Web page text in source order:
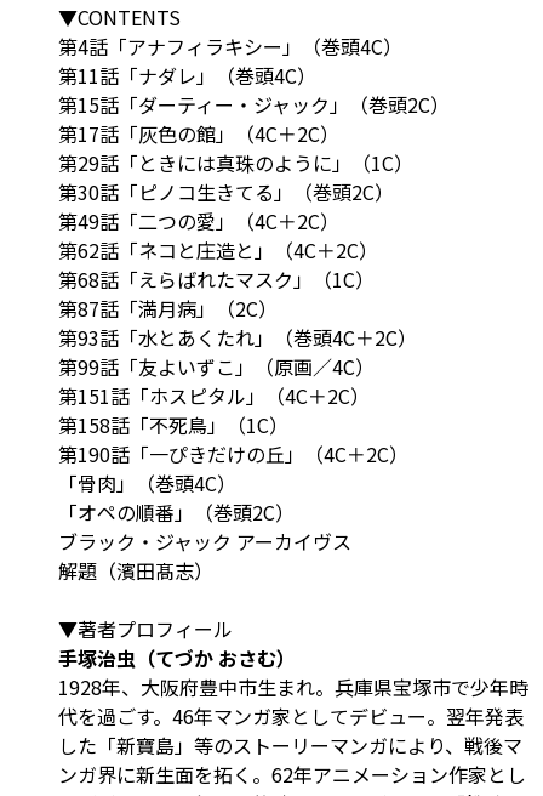
▼CONTENTS
第4話「アナフィラキシー」（巻頭4C）
第11話「ナダレ」（巻頭4C）
第15話「ダーティー・ジャック」（巻頭2C）
第17話「灰色の館」（4C＋2C）
第29話「ときには真珠のように」（1C）
第30話「ピノコ生きてる」（巻頭2C）
第49話「二つの愛」（4C＋2C）
第62話「ネコと庄造と」（4C＋2C）
第68話「えらばれたマスク」（1C）
第87話「満月病」（2C）
第93話「水とあくたれ」（巻頭4C＋2C）
第99話「友よいずこ」（原画／4C）
第151話「ホスピタル」（4C＋2C）
第158話「不死鳥」（1C）
第190話「一ぴきだけの丘」（4C＋2C）
「骨肉」（巻頭4C）
「オペの順番」（巻頭2C）
ブラック・ジャック アーカイヴス
解題（濱田髙志）
▼著者プロフィール
手塚治虫（てづか おさむ）
1928年、大阪府豊中市生まれ。兵庫県宝塚市で少年時
代を過ごす。46年マンガ家としてデビュー。翌年発表
した「新寶島」等のストーリーマンガにより、戦後マ
ンガ界に新生面を拓く。62年アニメーション作家とし